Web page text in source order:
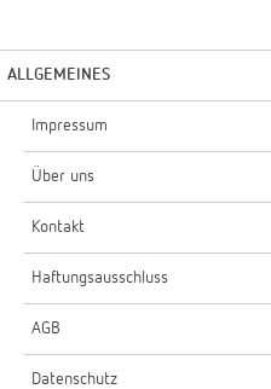
ALLGEMEINES
Impressum
Über uns
Kontakt
Haftungsausschluss
AGB
Datenschutz